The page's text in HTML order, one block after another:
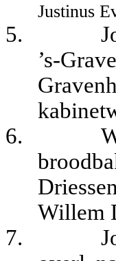
Justinus
5.
’s-
6.
Willem
7.